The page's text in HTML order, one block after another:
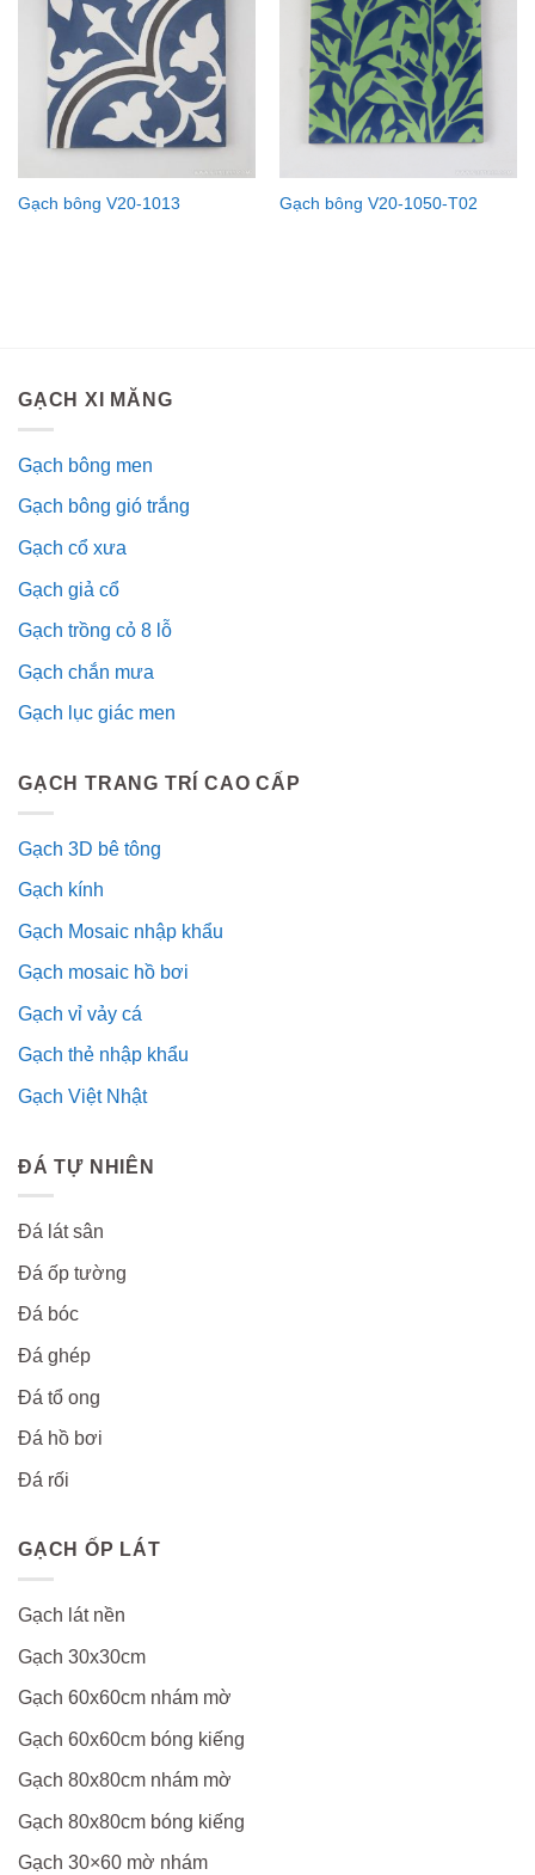
Gạch bông V20-1013 Gạch bông V20-1050-T02
GẠCH XI MĂNG
Gạch bông men
Gạch bông gió trắng
Gạch cổ xưa
Gạch giả cổ
Gạch trồng cỏ 8 lỗ
Gạch chắn mưa
Gạch lục giác men
GẠCH TRANG TRÍ CAO CẤP
Gạch 3D bê tông
Gạch kính
Gạch Mosaic nhập khẩu
Gạch mosaic hồ bơi
Gạch vỉ vảy cá
Gạch thẻ nhập khẩu
Gạch Việt Nhật
ĐÁ TỰ NHIÊN
Đá lát sân
Đá ốp tường
Đá bóc
Đá ghép
Đá tổ ong
Đá hồ bơi
Đá rối
GẠCH ỐP LÁT
Gạch lát nền
Gạch 30x30cm
Gạch 60x60cm nhám mờ
Gạch 60x60cm bóng kiếng
Gạch 80x80cm nhám mờ
Gạch 80x80cm bóng kiếng
Gạch 30×60 mờ nhám